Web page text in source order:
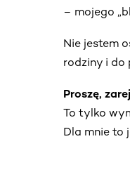
– mojego
Nie jestem
rodziny i do
Proszę,
To tylko
Dla mnie to